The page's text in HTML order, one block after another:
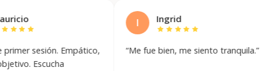
Empático,
Ingrid
starstar starstar star
“Me fue bien, me siento tranquila. ” “